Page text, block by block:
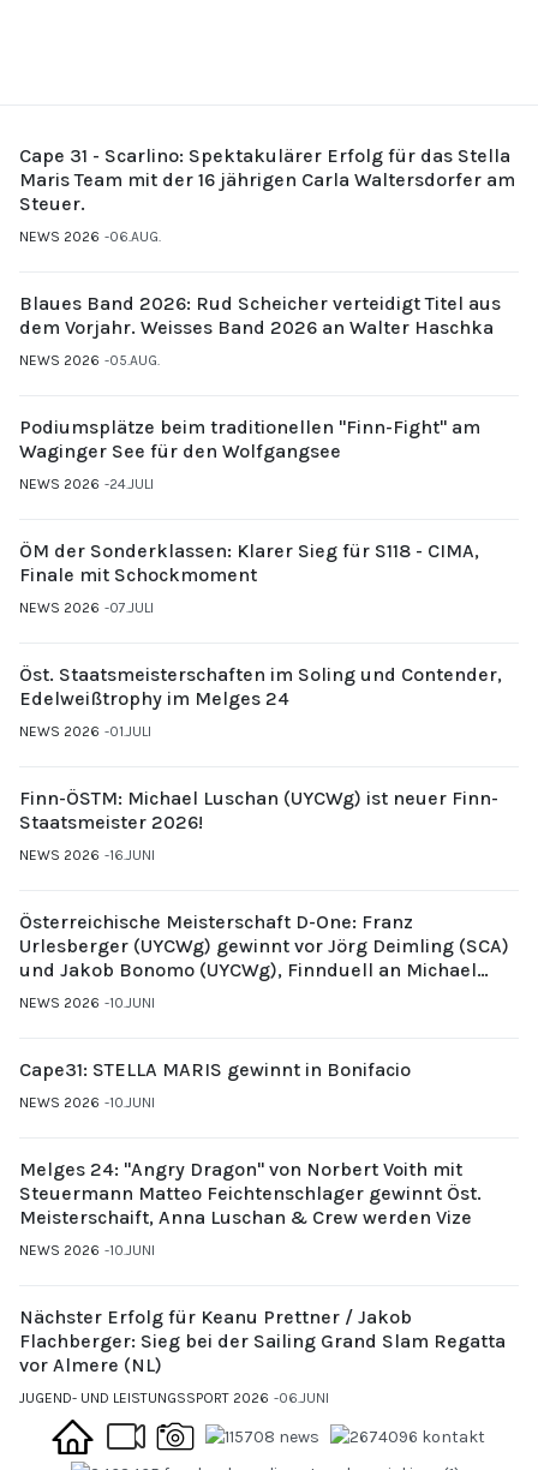
Cape 31 - Scarlino: Spektakulärer Erfolg für das Stella
Maris Team mit der 16 jährigen Carla Waltersdorfer am
Steuer.
NEWS 2026 06.AUG.
Blaues Band 2026: Rud Scheicher verteidigt Titel aus
dem Vorjahr. Weisses Band 2026 an Walter Haschka
NEWS 2026 05.AUG.
Podiumsplätze beim traditionellen "Finn-Fight" am
Waginger See für den Wolfgangsee
NEWS 2026 24.JULI
ÖM der Sonderklassen: Klarer Sieg für S118 - CIMA,
Finale mit Schockmoment
NEWS 2026 07.JULI
Öst. Staatsmeisterschaften im Soling und Contender,
Edelweißtrophy im Melges 24
NEWS 2026 01.JULI
Finn-ÖSTM: Michael Luschan (UYCWg) ist neuer Finn-
Staatsmeister 2026!
NEWS 2026 16.JUNI
Österreichische Meisterschaft D-One: Franz
Urlesberger (UYCWg) gewinnt vor Jörg Deimling (SCA)
und Jakob Bonomo (UYCWg), Finnduell an Michael
Gubi (UYCMo)
NEWS 2026 10.JUNI
Cape31: STELLA MARIS gewinnt in Bonifacio
NEWS 2026 10.JUNI
Melges 24: "Angry Dragon" von Norbert Voith mit
Steuermann Matteo Feichtenschlager gewinnt Öst.
Meisterschaift, Anna Luschan & Crew werden Vize
NEWS 2026 10.JUNI
Nächster Erfolg für Keanu Prettner / Jakob
Flachberger: Sieg bei der Sailing Grand Slam Regatta
vor Almere (NL)
JUGEND- UND LEISTUNGSSPORT 2026 06.JUNI